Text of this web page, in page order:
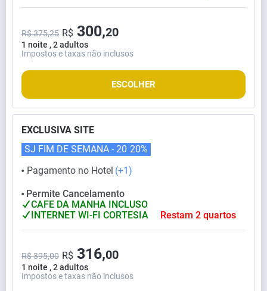
1 noite , 2 adultos
R$ 375,25 R$ 300,20
Impostos e taxas não inclusos
ESCOLHER
EXCLUSIVA SITE
⬤ Pagamento no Hotel (+1)
SJ FIM DE SEMANA - 20 20%
⬤
Permite Cancelamento
CAFE DA MANHA INCLUSO
INTERNET WI-FI CORTESIA
Restam 2 quartos
1 noite , 2 adultos
R$ 395,00 R$ 316,00
Impostos e taxas não inclusos